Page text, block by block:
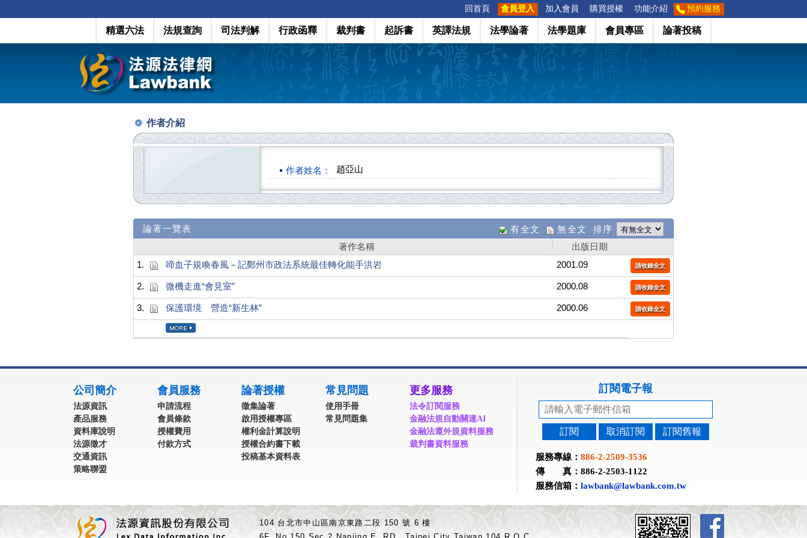
回首頁 會員登入 加入會員 購買授權 功能介紹 預約服務
精選六法 法規查詢 司法判解 行政函釋 裁判書 起訴書 英譯法規 法學論著 法學題庫 會員專區 論著投稿
作者介紹
作者姓名： 趙亞山
論著一覽表 有全文 無全文 排序
著作名稱
出版日期
1.
啼血子規喚春風－記鄭州市政法系統最佳轉化能手洪岩 2001.09 請收錄全文
2. 微機走進“會見室” 2000.08 請收錄全文
3. 保護環境 營造“新生林” 2000.06 請收錄全文
公司簡介
法源資訊
產品服務
資料庫說明
法源徵才
交通資訊
策略聯盟
會員服務
申請流程
會員條款
授權費用
付款方式
論著授權
徵集論著
啟用授權專區
權利金計算說明
授權合約書下載
投稿基本資料表
常見問題
使用手冊
常見問題集
更多服務
法令訂閱服務
金融法規自動關連AI
金融法遵外規資料服務
裁判書資料服務
訂閱電子報
訂閱 取消訂閱 訂閱舊報
服務專線： 886-2-2509-3536
傳 真：886-2-2503-1122
服務信箱： lawbank@lawbank.com.tw
104 台北市中山區南京東路二段 150 號 6 樓